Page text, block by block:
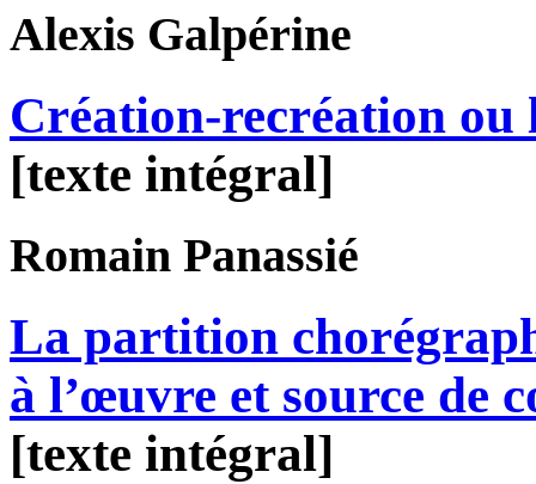
Alexis Galpérine
Création-recréation ou
[texte intégral]
Romain Panassié
La partition
à l’œuvre et source de
[texte intégral]